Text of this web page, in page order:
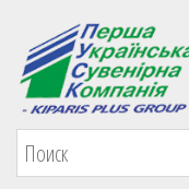
Первая Украинская